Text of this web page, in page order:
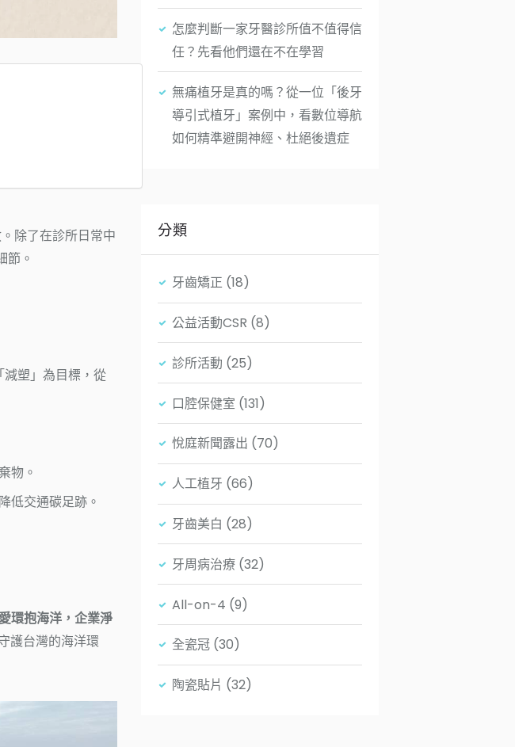
除了在診所日常中
節。
塑」為目標，從
物。
低交通碳足跡。
愛環抱海洋，企業淨
護台灣的海洋環
怎麼判斷一家牙醫診所值不值得信
任？先看他們還在不在學習
無痛植牙是真的嗎？從一位「後牙
導引式植牙」案例中，看數位導航
如何精準避開神經、杜絕後遺症
分類
牙齒矯正(18)
公益活動CSR (8)
診所活動 (25)
口腔保健室 (131)
悅庭新聞露出 (70)
人工植牙 (66)
牙齒美白 (28)
牙周病治療(32)
All-on-4 (9)
全瓷冠(30)
陶瓷貼片 (32)